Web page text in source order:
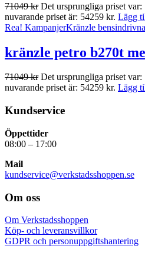
71049kr Det ursprungliga priset var:
nuvarande priset är: 54259 kr. Lägg
Rea! KampanjerKränzle
kränzle petro b270t
71049kr Det ursprungliga priset var:
nuvarande priset är: 54259 kr. Lägg
Kundservice
Öppettider
08:00 – 17:00
Mail
kundservice@verkstadsshoppen.se
Om oss
Om Verkstadsshoppen
Köp- och leveransvillkor
GDPR och personuppgiftshantering